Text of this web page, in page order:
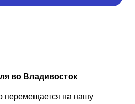
во Владивосток
перемещается на нашу